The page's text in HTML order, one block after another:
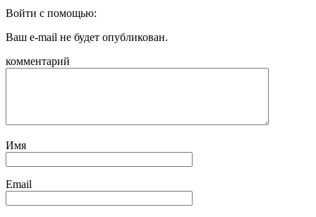
Войти с помощью:
Ваш e-mail не будет опубликован.
комментарий
Имя
Email